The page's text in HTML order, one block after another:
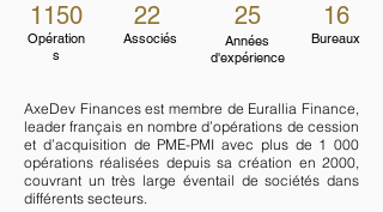
1150
Opération
s
22
Associés
25
Années
d'expérience
16
Bureaux
AxeDev Finances est membre de Eurallia Finance,
leader français en nombre d’opérations de cession
et d’acquisition de PME-PMI avec plus de 1 000
opérations réalisées depuis sa création en 2000,
couvrant un très large éventail de sociétés dans
différents secteurs.